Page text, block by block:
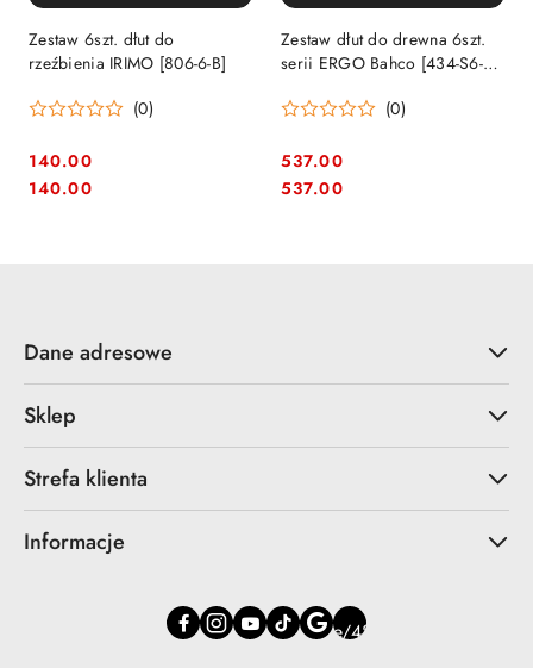
Zestaw 6szt. dłut do
rzeźbienia IRIMO [806-6-B]
(0)
Cena:
140.00
Cena:
140.00
Zestaw dłut do drewna 6szt.
serii ERGO Bahco [434-S6-
(0)
Cena:
537.00
Cena:
537.00
Dane adresowe
Sklep
Strefa klienta
Informacje